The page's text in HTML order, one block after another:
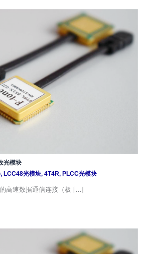
光模块
, LCC48光模块, 4T4R, PLCC光模块
高速数据通信连接（板 […]